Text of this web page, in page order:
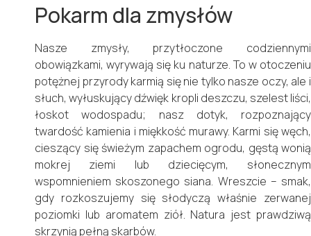
Pokarm dla zmysłów
Nasze zmysły, przytłoczone codziennymi
obowiązkami, wyrywają się ku naturze. To w otoczeniu
potężnej przyrody karmią się nie tylko nasze oczy, ale i
słuch, wyłuskujący dźwięk kropli deszczu, szelest liści,
łoskot wodospadu; nasz dotyk, rozpoznający
twardość kamienia i miękkość murawy. Karmi się węch,
cieszący się świeżym zapachem ogrodu, gęstą wonią
mokrej ziemi lub dziecięcym, słonecznym
wspomnieniem skoszonego siana. Wreszcie – smak,
gdy rozkoszujemy się słodyczą właśnie zerwanej
poziomki lub aromatem ziół. Natura jest prawdziwą
skrzynią pełną skarbów.